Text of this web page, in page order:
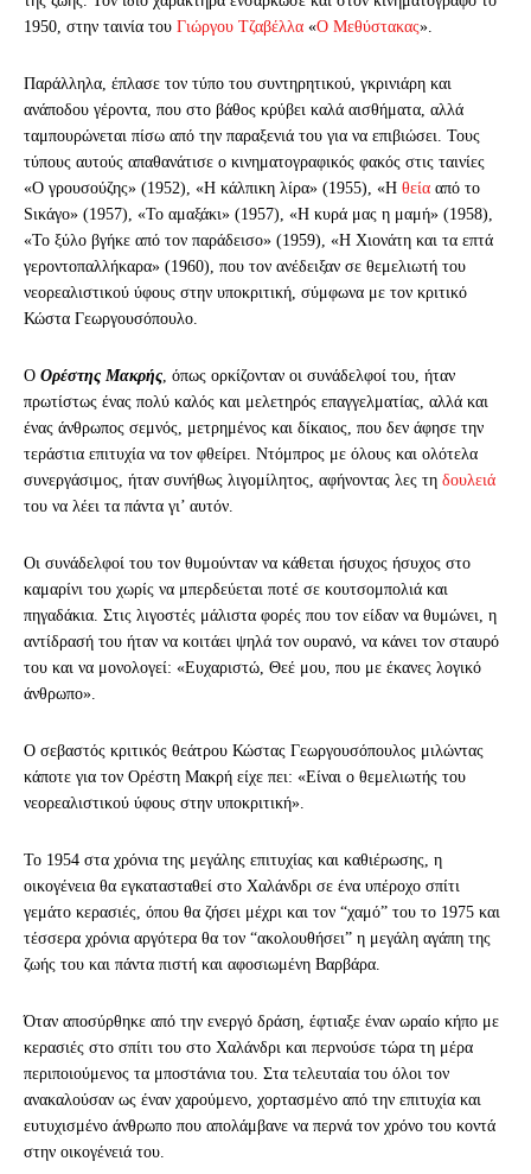
1950, στην ταινία του Γιώργου Τζαβέλλα «Ο Μεθύστακας».
Παράλληλα, έπλασε τον τύπο του συντηρητικού, γκρινιάρη και
ανάποδου γέροντα, που στο βάθος κρύβει καλά αισθήματα, αλλά
ταμπουρώνεται πίσω από την παραξενιά του για να επιβιώσει. Τους
τύπους αυτούς απαθανάτισε ο κινηματογραφικός φακός στις ταινίες
«Ο γρουσούζης» (1952), «Η κάλπικη λίρα» (1955), «Η θεία από το
Sικάγο» (1957), «Το αμαξάκι» (1957), «Η κυρά μας η μαμή» (1958),
«Το ξύλο βγήκε από τον παράδεισο» (1959), «Η Χιονάτη και τα επτά
γεροντοπαλλήκαρα» (1960), που τον ανέδειξαν σε θεμελιωτή του
νεορεαλιστικού ύφους στην υποκριτική, σύμφωνα με τον κριτικό
Κώστα Γεωργουσόπουλο.
Ο Ορέστης Μακρής , όπως ορκίζονταν οι συνάδελφοί του, ήταν
πρωτίστως ένας πολύ καλός και μελετηρός επαγγελματίας, αλλά και
ένας άνθρωπος σεμνός, μετρημένος και δίκαιος, που δεν άφησε την
τεράστια επιτυχία να τον φθείρει. Ντόμπρος με όλους και ολότελα
συνεργάσιμος, ήταν συνήθως λιγομίλητος, αφήνοντας λες τη δουλειά
του να λέει τα πάντα γι’ αυτόν.
Οι συνάδελφοί του τον θυμούνταν να κάθεται ήσυχος ήσυχος στο
καμαρίνι του χωρίς να μπερδεύεται ποτέ σε κουτσομπολιά και
πηγαδάκια. Στις λιγοστές μάλιστα φορές που τον είδαν να θυμώνει, η
αντίδρασή του ήταν να κοιτάει ψηλά τον ουρανό, να κάνει τον σταυρό
του και να μονολογεί: «Ευχαριστώ, Θεέ μου, που με έκανες λογικό
άνθρωπο».
Ο σεβαστός κριτικός θεάτρου Κώστας Γεωργουσόπουλος μιλώντας
κάποτε για τον Ορέστη Μακρή είχε πει: «Είναι ο θεμελιωτής του
νεορεαλιστικού ύφους στην υποκριτική».
Το 1954 στα χρόνια της μεγάλης επιτυχίας και καθιέρωσης, η
οικογένεια θα εγκατασταθεί στο Χαλάνδρι σε ένα υπέροχο σπίτι
γεμάτο κερασιές, όπου θα ζήσει μέχρι και τον “χαμό” του το 1975 και
τέσσερα χρόνια αργότερα θα τον “ακολουθήσει” η μεγάλη αγάπη της
ζωής του και πάντα πιστή και αφοσιωμένη Βαρβάρα.
Όταν αποσύρθηκε από την ενεργό δράση, έφτιαξε έναν ωραίο κήπο με
κερασιές στο σπίτι του στο Χαλάνδρι και περνούσε τώρα τη μέρα
περιποιούμενος τα μποστάνια του. Στα τελευταία του όλοι τον
ανακαλούσαν ως έναν χαρούμενο, χορτασμένο από την επιτυχία και
ευτυχισμένο άνθρωπο που απολάμβανε να περνά τον χρόνο του κοντά
στην οικογένειά του.